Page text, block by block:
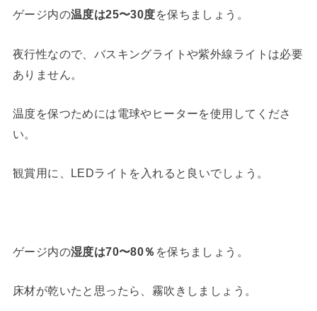
ゲージ内の温度は25〜30度を保ちましょう。
夜行性なので、バスキングライトや紫外線ライトは必要
ありません。
温度を保つためには電球やヒーターを使用してくださ
い。
観賞用に、LEDライトを入れると良いでしょう。
ゲージ内の湿度は70〜80％ を保ちましょう。
床材が乾いたと思ったら、霧吹きしましょう。